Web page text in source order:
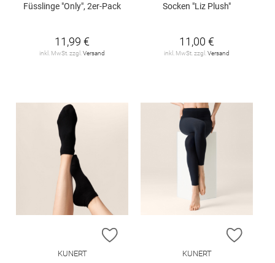
Füsslinge "Only", 2er-Pack
11,99 €
inkl. MwSt. zzgl. Versand
Socken "Liz Plush"
11,00 €
inkl. MwSt. zzgl. Versand
ZUR WUNSCHLISTE HINZUFÜGEN
KUNERT
ZUR
KUNERT